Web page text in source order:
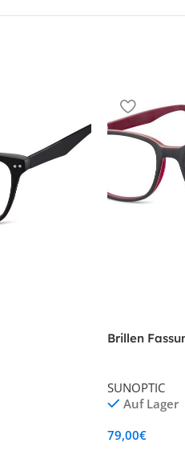
Brillen
SUNOPTIC
Auf Lager
79,00€